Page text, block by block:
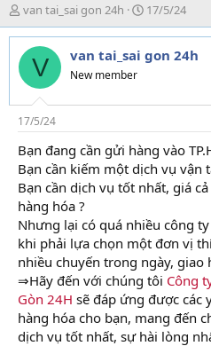
T
h
r
e
d
s
t
a
r
t
e
r
van tai_sai gon 24h
N
g
à
y
i
17/5/24
V van tai_sai gon 24h
New member
17/5/24
Bạn đang cần gửi hàng vào
Bạn cần kiếm một dịch vụ vận
Bạn cần dịch vụ tốt nhất, giá
hàng hóa ?
Nhưng lại có quá nhiều công
khi phải lựa chọn một đơn vị
nhiều chuyến trong ngày, giao
⇒Hãy đến với chúng tôi Công
Gòn 24H sẽ đáp ứng được các
hàng hóa cho bạn, mang đến
dịch vụ tốt nhất, sự hài lòng